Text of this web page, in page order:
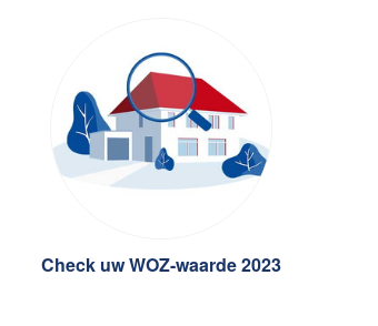
Check uw WOZ-waarde 2023